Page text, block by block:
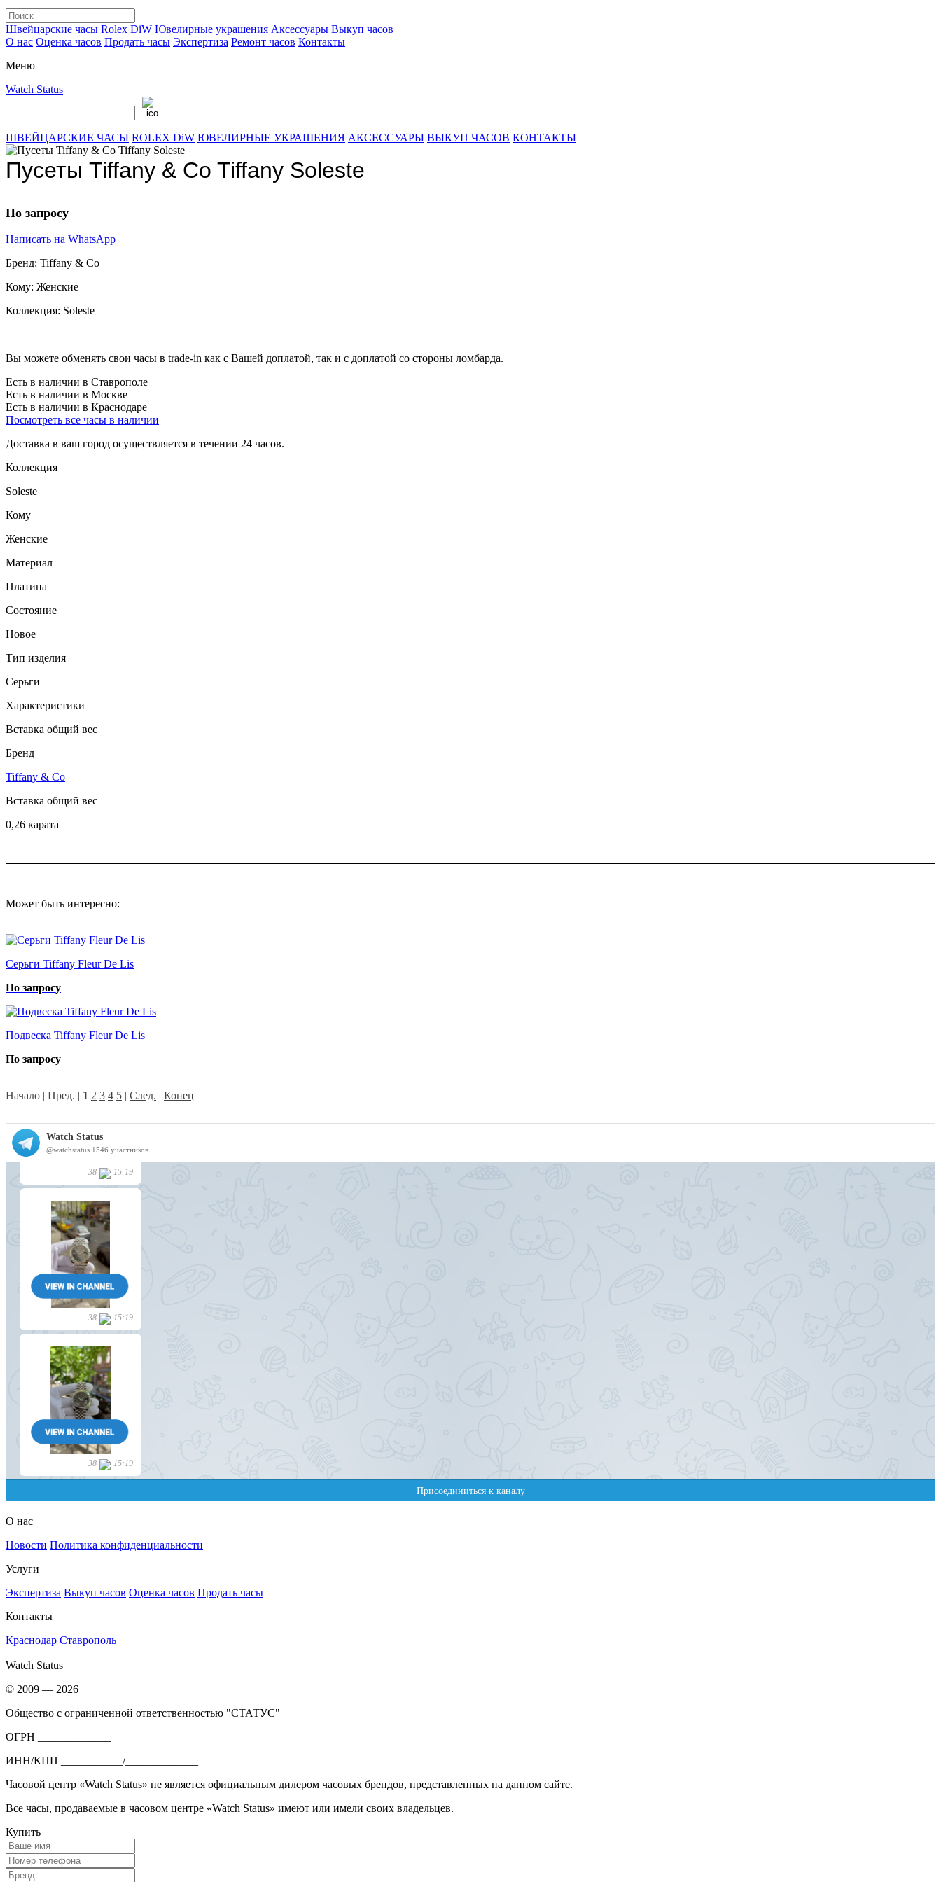
Швейцарские часы Rolex DiW Ювелирные украшения Аксессуары Выкуп часов
О нас Оценка часов Продать часы Экспертиза Ремонт часов Контакты
Меню
Watch Status
ШВЕЙЦАРСКИЕ ЧАСЫ ROLEX DiW ЮВЕЛИРНЫЕ УКРАШЕНИЯ АКСЕССУАРЫ ВЫКУП ЧАСОВ КОНТАКТЫ
Пусеты Tiffany & Co Tiffany Soleste
По запросу
Написать на WhatsApp
Бренд: Tiffany & Co
Кому: Женские
Коллекция: Soleste
Вы можете обменять свои часы в trade-in как с Вашей доплатой, так и с доплатой со стороны ломбарда.
Есть в наличии в Ставрополе
Есть в наличии в Москве
Есть в наличии в Краснодаре
Посмотреть все часы в наличии
Доставка в ваш город осуществляется в течении 24 часов.
Коллекция
Soleste
Кому
Женские
Материал
Платина
Состояние
Новое
Тип изделия
Серьги
Характеристики
Вставка общий вес
Бренд
Tiffany & Co
Вставка общий вес
0,26 карата
Может быть интересно:
Серьги Tiffany Fleur De Lis
По запросу
Подвеска Tiffany Fleur De Lis
По запросу
Начало | Пред. | 1 2 3 4 5 | След. | Конец
О нас
Новости Политика конфиденциальности
Услуги
Экспертиза Выкуп часов Оценка часов Продать часы
Контакты
Краснодар Ставрополь
Watch Status
© 2009 — 2026
Общество с ограниченной ответственностью "СТАТУС"
ОГРН _____________
ИНН/КПП ___________/_____________
Часовой центр «Watch Status» не является официальным дилером часовых брендов, представленных на данном сайте.
Все часы, продаваемые в часовом центре «Watch Status» имеют или имели своих владельцев.
Купить